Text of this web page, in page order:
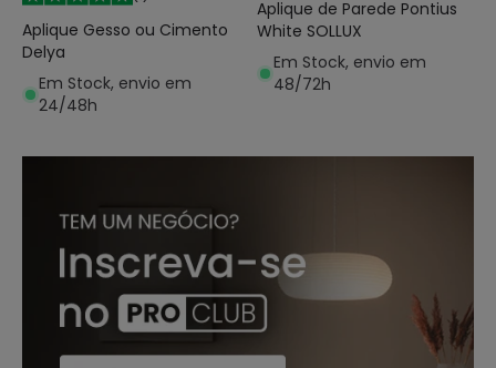
Aplique Gesso ou Cimento
Delya
Em Stock, envio em
24/48h
Aplique de Parede Pontius
White SOLLUX
Em Stock, envio em
48/72h